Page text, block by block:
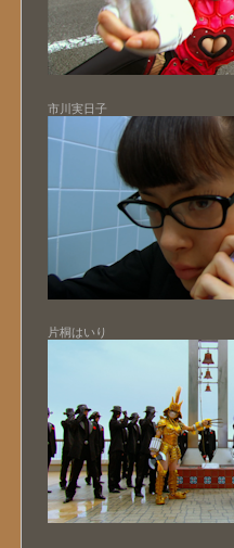
市川実日子
片桐はいり